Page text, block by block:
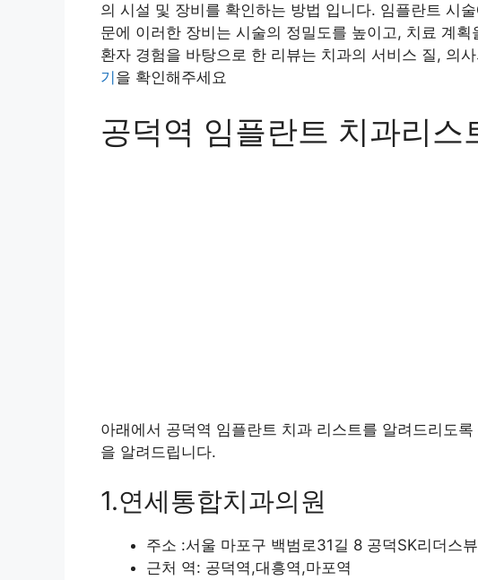
의 시설 및 장비를 확인하는 방법 입니다. 임플란트 시
문에 이러한 장비는 시술의 정밀도를 높이고, 치료 계
환자 경험을 바탕으로 한 리뷰는 치과의 서비스 질, 의
기 을 확인해주세요
공덕역 임플란트 치과리스
아래에서 공덕역 임플란트 치과 리스트를 알려드리도
을 알려드립니다.
1.연세통합치과의원
주소 :서울 마포구 백범로31길 8 공덕SK리더스
근처 역: 공덕역,대흥역,마포역